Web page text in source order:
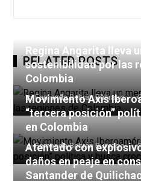
RELATED POSTS
Regina Angarita lleva
sostenibilidad por las
Colombia
Fernanda Beltrán Buitrago
Movimiento Axis
“tercera posición”
en Colombia
Fernanda Beltrán Buitrago
Atentado con
daños en peaje en
Santander de